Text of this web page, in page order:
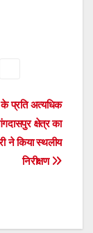
प्रति अत्यधिक
क्षेत्र का
ने किया स्थलीय
निरीक्षण